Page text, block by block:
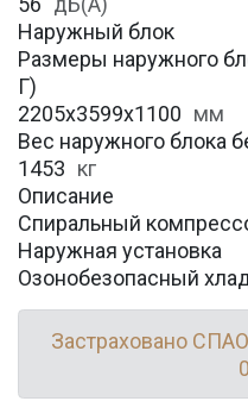
Наружный блок
Размеры наружного
Г)
2205x3599x1100 мм
Вес наружного блока
1453 кг
Описание
Спиральный
Наружная установка
Озонобезопасный
Застраховано